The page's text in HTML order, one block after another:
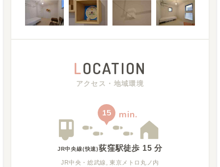
LOCATION
アクセス・地域環境
15 min.
JR中央線(快速)荻窪駅徒歩 15 分
JR中央・総武線, 東京メトロ丸ノ内